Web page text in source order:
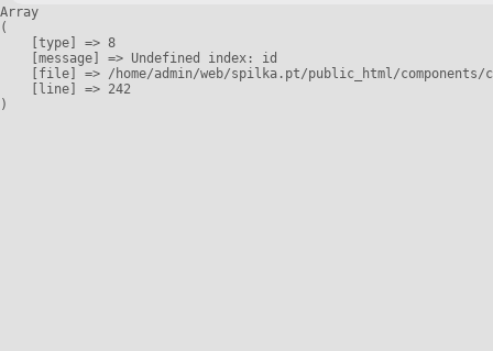
Array
(
    [type] => 8
    [message] => Undefined index: id
[file] => /home/admin/web/spilka.pt/public_html/
    [line] => 242